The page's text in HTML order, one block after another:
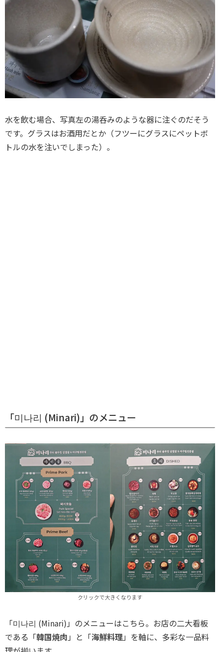
水を飲む場合、写真左の湯呑みのような器に注ぐのだそう
です。グラスはお酒用だとか（フツーにグラスにペットボ
トルの水を注いでしまった）。
「미나리 (Minari)」のメニュー
クリックで大きくなります
「미나리 (Minari)」のメニューはこちら。お店の二大看板
である「韓国焼肉 」と「海鮮料理」を軸に、多彩な一品料